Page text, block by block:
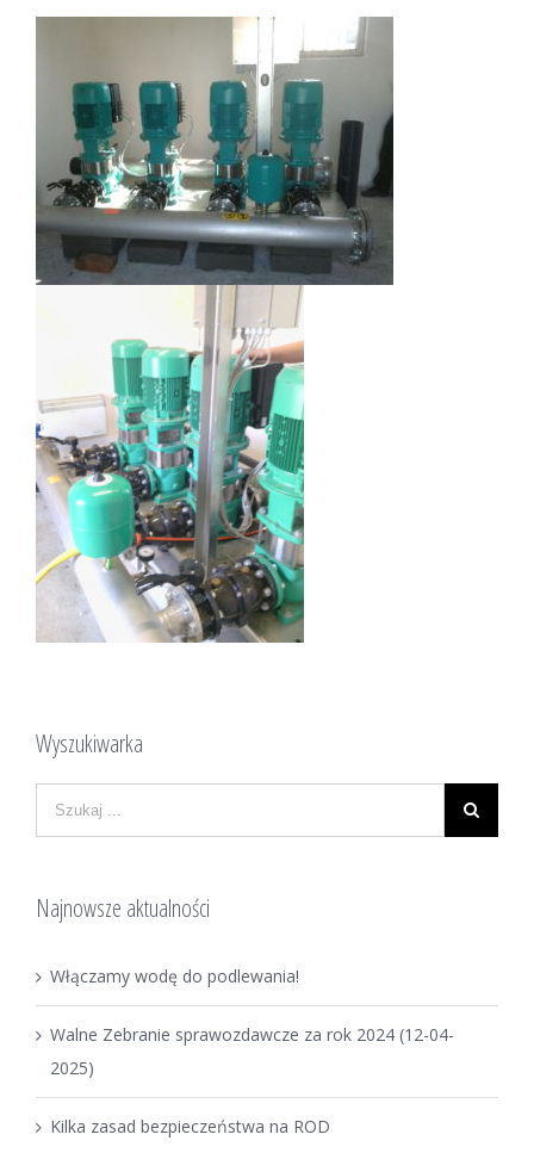
Wyszukiwarka
Najnowsze aktualności
Włączamy wodę do podlewania!
Walne Zebranie sprawozdawcze za rok 2024 (12-04-
2025)
Kilka zasad bezpieczeństwa na ROD